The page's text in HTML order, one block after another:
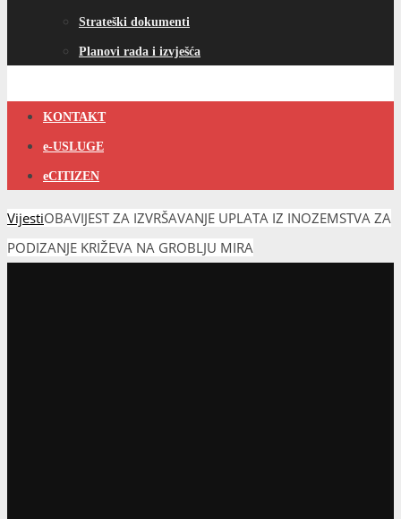
Strateški dokumenti
Planovi rada i izvješća
KONTAKT
e-USLUGE
eCITIZEN
VijestiOBAVIJEST ZA IZVRŠAVANJE UPLATA IZ INOZEMSTVA ZA
PODIZANJE KRIŽEVA NA GROBLJU MIRA